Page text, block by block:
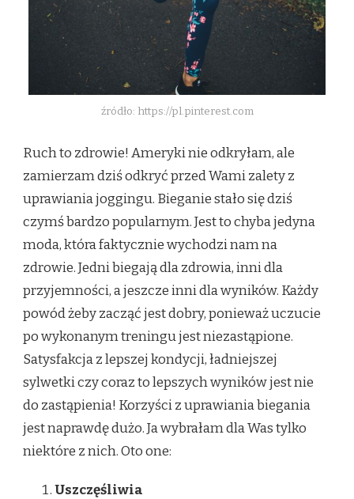
źródło: https://pl.pinterest.com
Ruch to zdrowie! Ameryki nie odkryłam, ale
zamierzam dziś odkryć przed Wami zalety z
uprawiania joggingu. Bieganie stało się dziś
czymś bardzo popularnym. Jest to chyba jedyna
moda, która faktycznie wychodzi nam na
zdrowie. Jedni biegają dla zdrowia, inni dla
przyjemności, a jeszcze inni dla wyników. Każdy
powód żeby zacząć jest dobry, ponieważ uczucie
po wykonanym treningu jest niezastąpione.
Satysfakcja z lepszej kondycji, ładniejszej
sylwetki czy coraz to lepszych wyników jest nie
do zastąpienia! Korzyści z uprawiania biegania
jest naprawdę dużo. Ja wybrałam dla Was tylko
niektóre z nich. Oto one:
Uszczęśliwia